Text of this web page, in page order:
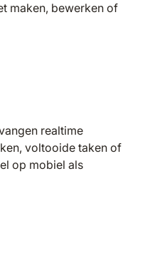
maken, bewerken of
realtime
voltooide taken of
op mobiel als